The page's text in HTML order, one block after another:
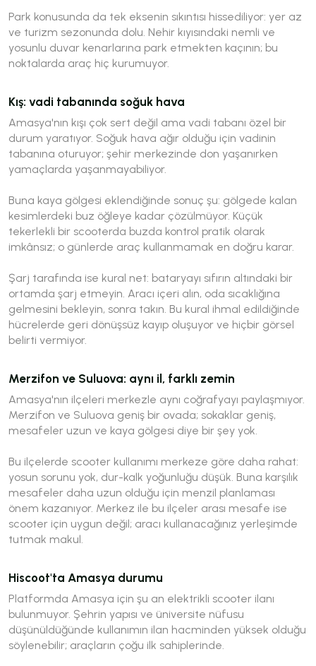
Park konusunda da tek eksenin sıkıntısı hissediliyor: yer az
ve turizm sezonunda dolu. Nehir kıyısındaki nemli ve
yosunlu duvar kenarlarına park etmekten kaçının; bu
noktalarda araç hiç kurumuyor.
Kış: vadi tabanında soğuk hava
Amasya'nın kışı çok sert değil ama vadi tabanı özel bir
durum yaratıyor. Soğuk hava ağır olduğu için vadinin
tabanına oturuyor; şehir merkezinde don yaşanırken
yamaçlarda yaşanmayabiliyor.
Buna kaya gölgesi eklendiğinde sonuç şu: gölgede kalan
kesimlerdeki buz öğleye kadar çözülmüyor. Küçük
tekerlekli bir scooterda buzda kontrol pratik olarak
imkânsız; o günlerde araç kullanmamak en doğru karar.
Şarj tarafında ise kural net: bataryayı sıfırın altındaki bir
ortamda şarj etmeyin. Aracı içeri alın, oda sıcaklığına
gelmesini bekleyin, sonra takın. Bu kural ihmal edildiğinde
hücrelerde geri dönüşsüz kayıp oluşuyor ve hiçbir görsel
belirti vermiyor.
Merzifon ve Suluova: aynı il, farklı zemin
Amasya'nın ilçeleri merkezle aynı coğrafyayı paylaşmıyor.
Merzifon ve Suluova geniş bir ovada; sokaklar geniş,
mesafeler uzun ve kaya gölgesi diye bir şey yok.
Bu ilçelerde scooter kullanımı merkeze göre daha rahat:
yosun sorunu yok, dur-kalk yoğunluğu düşük. Buna karşılık
mesafeler daha uzun olduğu için menzil planlaması
önem kazanıyor. Merkez ile bu ilçeler arası mesafe ise
scooter için uygun değil; aracı kullanacağınız yerleşimde
tutmak makul.
Hiscoot'ta Amasya durumu
Platformda Amasya için şu an elektrikli scooter ilanı
bulunmuyor. Şehrin yapısı ve üniversite nüfusu
düşünüldüğünde kullanımın ilan hacminden yüksek olduğu
söylenebilir; araçların çoğu ilk sahiplerinde.